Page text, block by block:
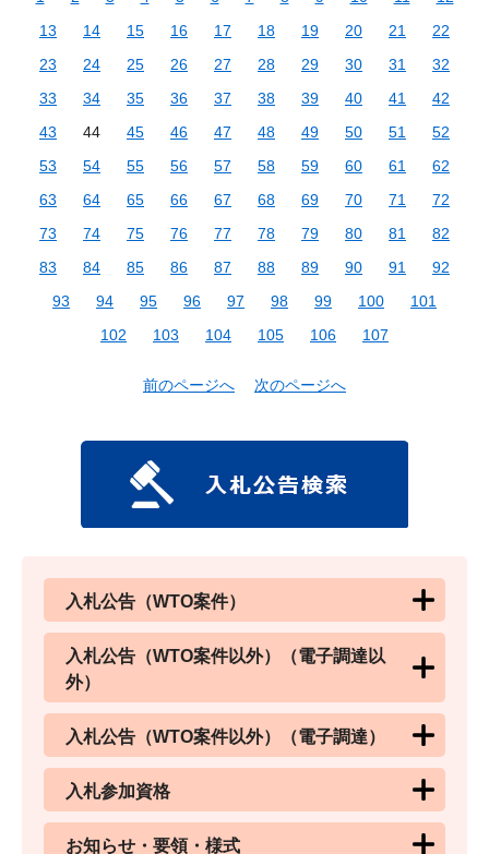
13
14 15 16 17 18 19 20 21
22
23
24 25 26 27 28 29 30 31
32
33
34 35 36 37 38 39 40 41
42
43
44 45 46 47 48 49 50 51
52
53
54 55 56 57 58 59 60 61
62
63
64 65 66 67 68 69 70 71
72
73
74 75 76 77 78 79 80 81
82
83
84 85 86 87 88 89 90 91
92
93
94 95 96 97 98 99 100
101
102
103 104 105 106 107
前のページへ 次のページへ
入札公告（WTO案件）
入札公告（WTO案件以外）（電子調達以
外）
入札公告（WTO案件以外）（電子調達）
入札参加資格
お知らせ・要領・様式